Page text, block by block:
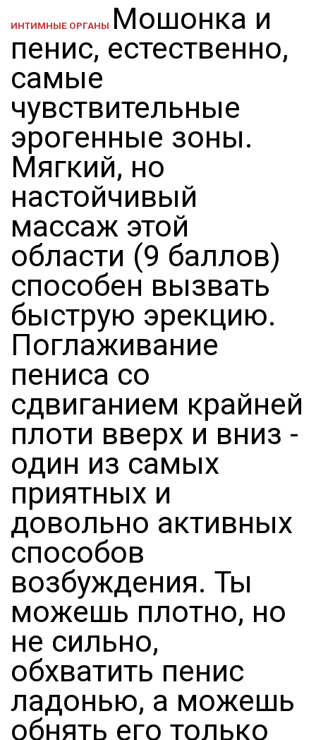
ИНТИМНЫЕ ОРГАНЫ Мошонка и
пенис, естественно,
самые
чувствительные
эрогенные зоны.
Мягкий, но
настойчивый
массаж этой
области (9 баллов)
способен вызвать
быструю эрекцию.
Поглаживание
пениса со
сдвиганием крайней
плоти вверх и вниз -
один из самых
приятных и
довольно активных
способов
возбуждения. Ты
можешь плотно, но
не сильно,
обхватить пенис
ладонью, а можешь
обнять его только